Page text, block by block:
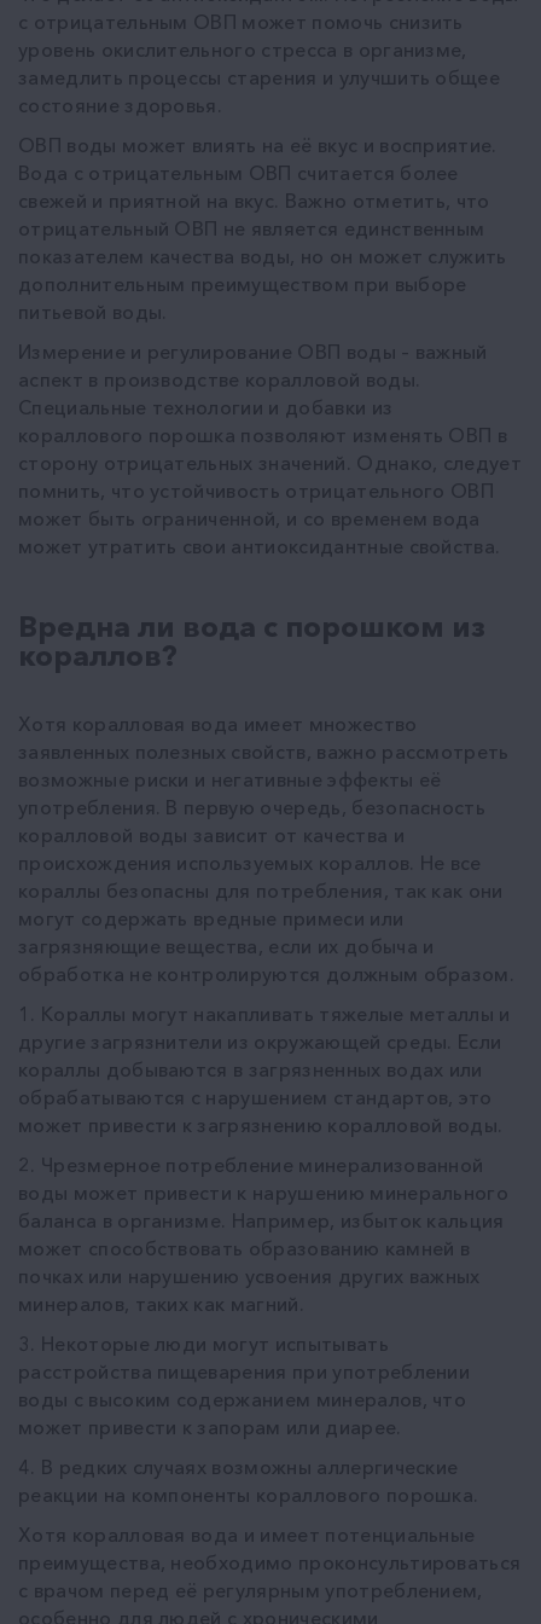
с отрицательным ОВП может помочь снизить
уровень окислительного стресса в организме,
замедлить процессы старения и улучшить общее
состояние здоровья.
ОВП воды может влиять на её вкус и восприятие.
Вода с отрицательным ОВП считается более
свежей и приятной на вкус. Важно отметить, что
отрицательный ОВП не является единственным
показателем качества воды, но он может служить
дополнительным преимуществом при выборе
питьевой воды.
Измерение и регулирование ОВП воды – важный
аспект в производстве коралловой воды.
Специальные технологии и добавки из
кораллового порошка позволяют изменять ОВП в
сторону отрицательных значений. Однако, следует
помнить, что устойчивость отрицательного ОВП
может быть ограниченной, и со временем вода
может утратить свои антиоксидантные свойства.
Вредна ли вода с порошком из
кораллов?
Хотя коралловая вода имеет множество
заявленных полезных свойств, важно рассмотреть
возможные риски и негативные эффекты её
употребления. В первую очередь, безопасность
коралловой воды зависит от качества и
происхождения используемых кораллов. Не все
кораллы безопасны для потребления, так как они
могут содержать вредные примеси или
загрязняющие вещества, если их добыча и
обработка не контролируются должным образом.
1. Кораллы могут накапливать тяжелые металлы и
другие загрязнители из окружающей среды. Если
кораллы добываются в загрязненных водах или
обрабатываются с нарушением стандартов, это
может привести к загрязнению коралловой воды.
2. Чрезмерное потребление минерализованной
воды может привести к нарушению минерального
баланса в организме. Например, избыток кальция
может способствовать образованию камней в
почках или нарушению усвоения других важных
минералов, таких как магний.
3. Некоторые люди могут испытывать
расстройства пищеварения при употреблении
воды с высоким содержанием минералов, что
может привести к запорам или диарее.
4. В редких случаях возможны аллергические
реакции на компоненты кораллового порошка.
Хотя коралловая вода и имеет потенциальные
преимущества, необходимо проконсультироваться
с врачом перед её регулярным употреблением,
особенно для людей с хроническими